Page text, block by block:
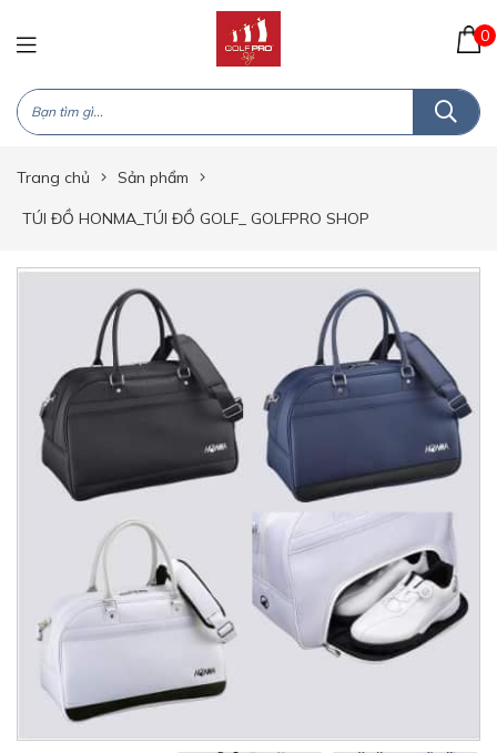
0
Trang chủ Sản phẩm
TÚI ĐỒ HONMA_TÚI ĐỒ GOLF_ GOLFPRO SHOP